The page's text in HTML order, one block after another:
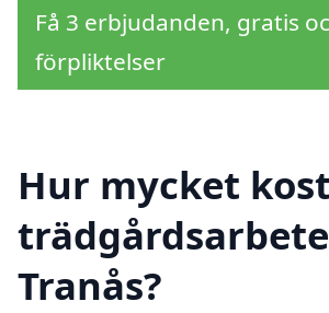
Få 3 erbjudanden, gratis
förpliktelser
Hur mycket
Tranås?